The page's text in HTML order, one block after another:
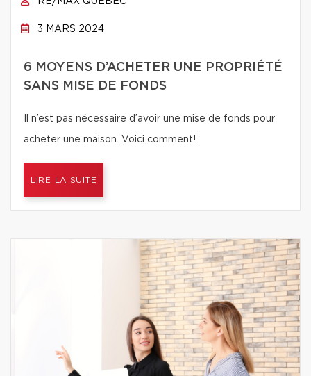
3 MARS 2024
6 MOYENS D’ACHETER UNE PROPRIÉTÉ
SANS MISE DE FONDS
Il n’est pas nécessaire d’avoir une mise de fonds pour
acheter une maison. Voici comment!
LIRE LA SUITE